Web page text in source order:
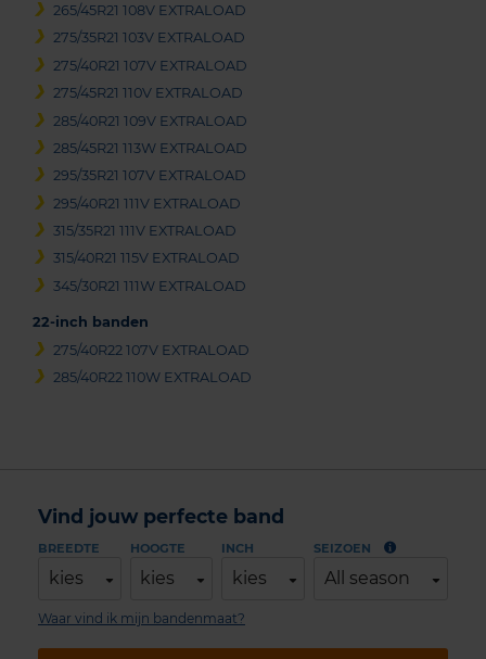
265/45R21 108V EXTRALOAD
275/35R21 103V EXTRALOAD
275/40R21 107V EXTRALOAD
275/45R21 110V EXTRALOAD
285/40R21 109V EXTRALOAD
285/45R21 113W EXTRALOAD
295/35R21 107V EXTRALOAD
295/40R21 111V EXTRALOAD
315/35R21 111V EXTRALOAD
315/40R21 115V EXTRALOAD
345/30R21 111W EXTRALOAD
22-inch banden
275/40R22 107V EXTRALOAD
285/40R22 110W EXTRALOAD
Vind jouw perfecte band
BREEDTE
kies
HOOGTE
kies
INCH
kies
SEIZOEN
All season
Waar vind ik mijn bandenmaat?